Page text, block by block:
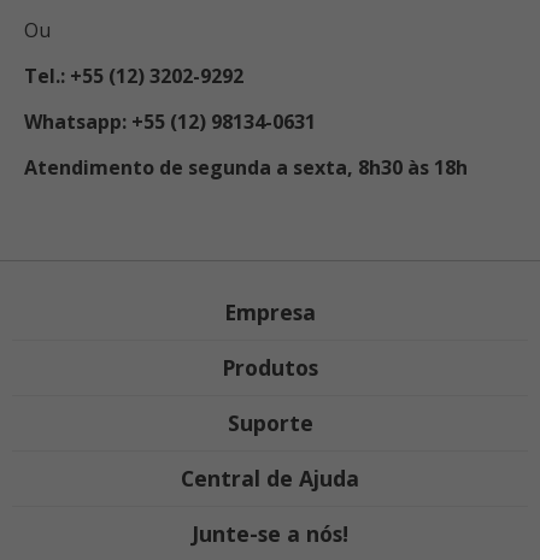
Ou
Tel.: +55 (12) 3202-9292
Whatsapp: +55 (12) 98134-0631
Atendimento de segunda a sexta, 8h30 às 18h
Empresa
Produtos
Suporte
Central de Ajuda
Junte-se a nós!